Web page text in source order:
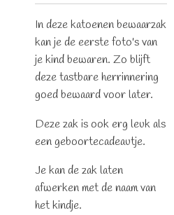
In deze katoenen bewaarzak
kan je de eerste foto's van
je kind bewaren. Zo blijft
deze tastbare herrinnering
goed bewaard voor later.
Deze zak is ook erg leuk als
een geboortecadeautje.
Je kan de zak laten
afwerken met de naam van
het kindje.